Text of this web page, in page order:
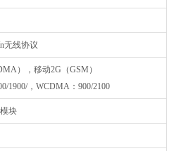
无线协议
），移动2G（GSM）
1900/，WCDMA：900/2100
块